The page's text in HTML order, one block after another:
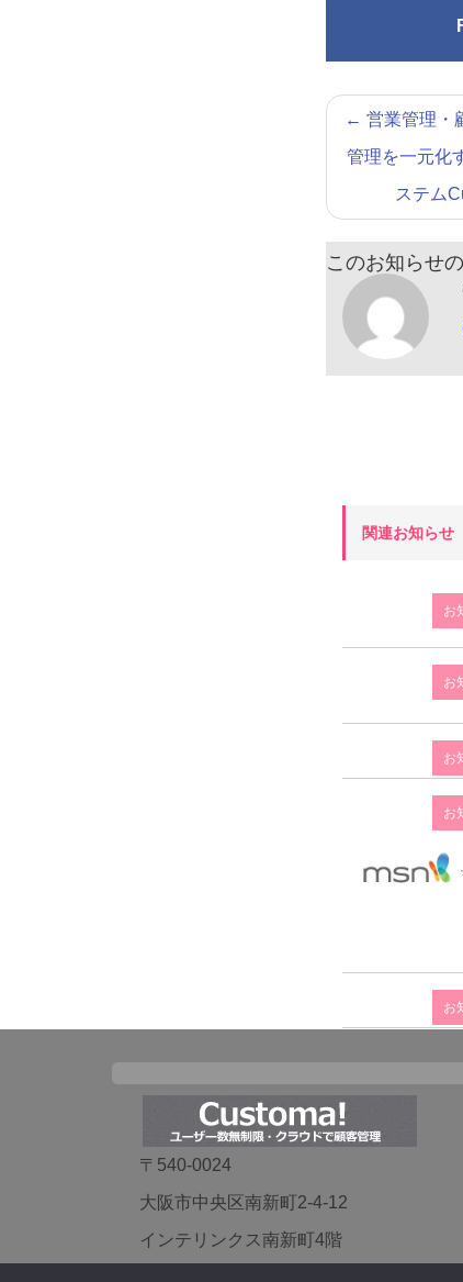
← 営業管理・
管理を一元化
ステム
このお知らせ
関連お知らせ
お
お
お
お
お
〒540-0024
大阪市中央区南新町2-4-12
インテリンクス南新町4階